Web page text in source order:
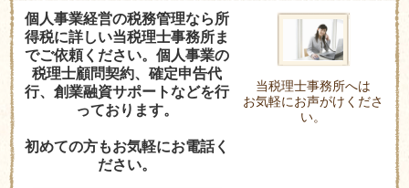
当税理士事務所へは
お気軽にお声がけくださ
い。
個人事業経営の税務管理なら所
得税に詳しい当税理士事務所ま
でご依頼ください。個人事業の
税理士顧問契約、確定申告代
行、創業融資サポートなどを行
っております。
初めての方もお気軽にお電話く
ださい。